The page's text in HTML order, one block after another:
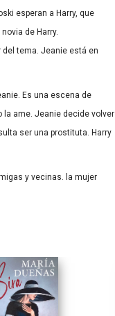
esperan a Harry, que
de Harry.
del tema. Jeanie está en
Es una escena de
la ame. Jeanie decide volver
ser una prostituta. Harry
y vecinas. la mujer